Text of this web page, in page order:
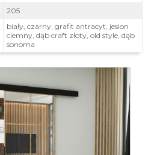
205
biały, czarny, grafit antracyt, jesion
ciemny, dąb craft złoty, old style, dąb
sonoma